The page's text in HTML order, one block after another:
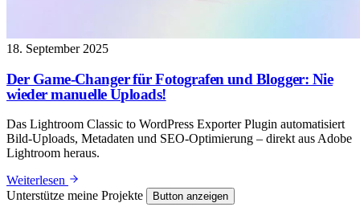
18. September 2025
Der Game-Changer für Fotografen und Blogger: Nie
wieder manuelle Uploads!
Das Lightroom Classic to WordPress Exporter Plugin automatisiert
Bild-Uploads, Metadaten und SEO-Optimierung – direkt aus Adobe
Lightroom heraus.
Weiterlesen : Der Game-Changer für Fotografen und Blogger: Nie
Unterstütze meine Projekte
Button anzeigen